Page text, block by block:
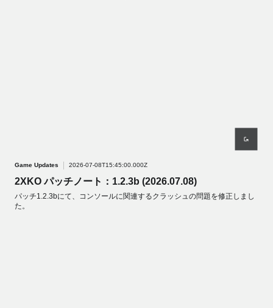
Game Updates 2026-07-08T15:45:00.000Z
2XKO パッチノート：1.2.3b (2026.07.08)
パッチ1.2.3bにて、コンソールに関連するクラッシュの問題を修正しまし
た。